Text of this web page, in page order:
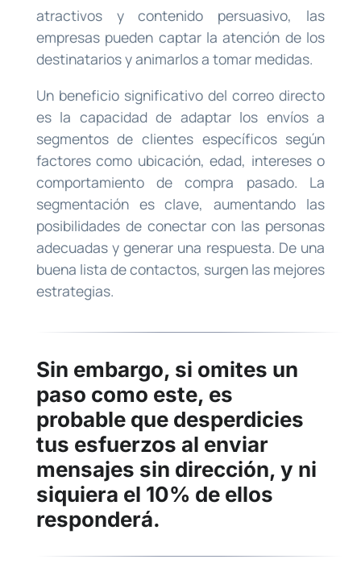
atractivos y contenido persuasivo, las
empresas pueden captar la atención de los
destinatarios y animarlos a tomar medidas.
Un beneficio significativo del correo directo
es la capacidad de adaptar los envíos a
segmentos de clientes específicos según
factores como ubicación, edad, intereses o
comportamiento de compra pasado. La
segmentación es clave, aumentando las
posibilidades de conectar con las personas
adecuadas y generar una respuesta. De una
buena lista de contactos, surgen las mejores
estrategias.
Sin embargo, si omites un
paso como este, es
probable que desperdicies
tus esfuerzos al enviar
mensajes sin dirección, y ni
siquiera el 10% de ellos
responderá.